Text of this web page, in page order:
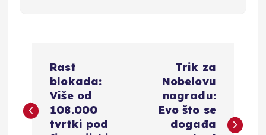
v
Rast
blokada:
Više od
108.000
tvrtki pod
Trik za
Nobelovu
nagradu:
Evo što se
događa